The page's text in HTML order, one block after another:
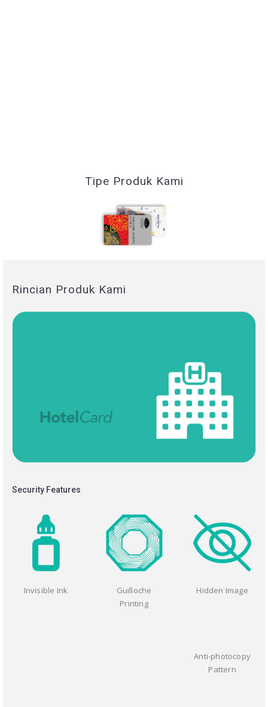
Tipe Produk Kami
Rincian Produk Kami
Security Features
Invisible Ink
Guilloche
Printing
Hidden Image
Anti-photocopy
Pattern